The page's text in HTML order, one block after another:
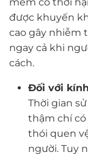
được khuyến
cao gây nhiễm
ngay cả khi
cách.
Đối với
Thời gian
thậm chí
thói quen
người. Tuy